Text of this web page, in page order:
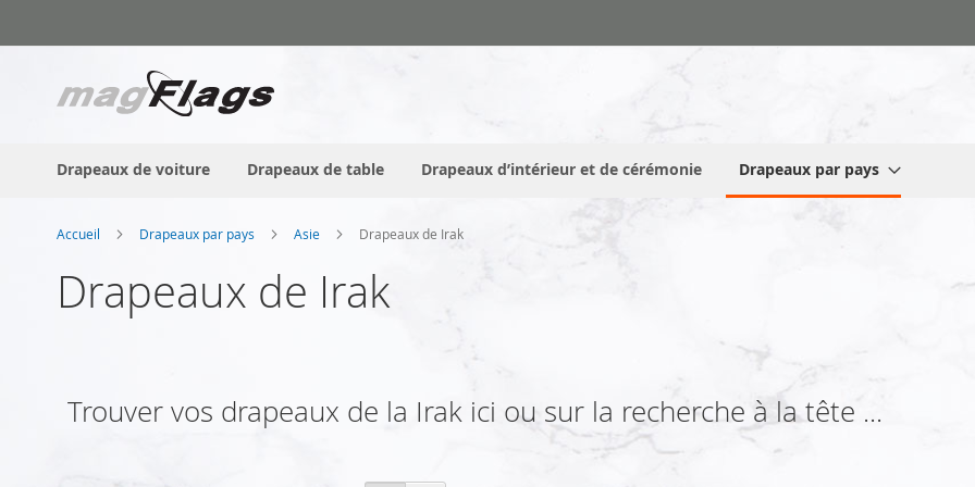
au
Drapeaux de voiture Drapeaux de table Drapeaux d’intérieur et de cérémonie Drapeaux par pays
Accueil Drapeaux par pays Asie Drapeaux de Irak
Drapeaux de Irak
Trouver vos drapeaux de la Irak ici ou sur la recherche à la tête ...